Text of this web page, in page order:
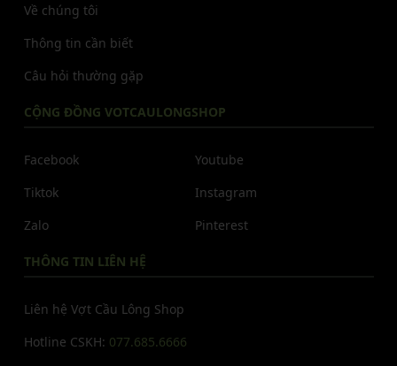
Về chúng tôi
Thông tin cần biết
Câu hỏi thường gặp
CỘNG ĐỒNG VOTCAULONGSHOP
Facebook
Tiktok
Zalo
Youtube
Instagram
Pinterest
THÔNG TIN LIÊN HỆ
Liên hệ Vợt Cầu Lông Shop
Hotline CSKH: 077.685.6666